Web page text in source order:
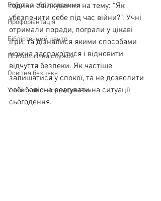
Робота з обдарованими
Профорієнтація
Бібліотечний центр
Психологічна служба
Освітня безпека
Учнівське самоврядування
години спілкування на тему: “Як
убезпечити себе під час війни?”. Учні
отримали поради, пограли у цікаві
ігри, та дізналися якими способами
можна заспокоїтися і відновити
відчуття безпеки. Як частіше
залишатися у спокої, та не дозволити
собі болісно реагувати на ситуації
сьогодення.